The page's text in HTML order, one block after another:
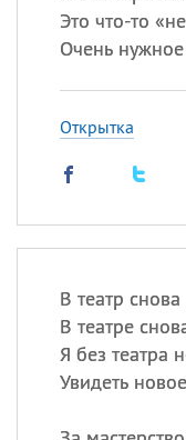
Это что-то
Очень
Открытка
В театр
В театре
Я без театра
Увидеть